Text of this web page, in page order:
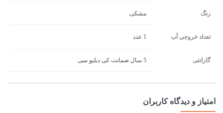
رنگ مشکی
تعداد خروجی آب 1 عدد
گارانتی 5 سال ضمانت کی دبلیو سی
امتیاز و دیدگاه کاربران